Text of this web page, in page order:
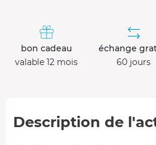
bon cadeau
valable 12 mois
échange
60 jours
Description de